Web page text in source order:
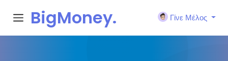
BigMoney.
Γίνε Μέλος